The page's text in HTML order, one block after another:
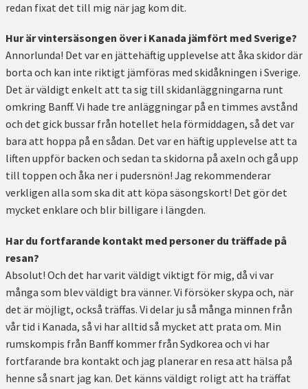
redan fixat det till mig när jag kom dit.
Hur är vintersäsongen över i Kanada jämfört med Sverige?
Annorlunda! Det var en jättehäftig upplevelse att åka skidor där
borta och kan inte riktigt jämföras med skidåkningen i Sverige.
Det är väldigt enkelt att ta sig till skidanläggningarna runt
omkring Banff. Vi hade tre anläggningar på en timmes avstånd
och det gick bussar från hotellet hela förmiddagen, så det var
bara att hoppa på en sådan. Det var en häftig upplevelse att ta
liften uppför backen och sedan ta skidorna på axeln och gå upp
till toppen och åka ner i pudersnön! Jag rekommenderar
verkligen alla som ska dit att köpa säsongskort! Det gör det
mycket enklare och blir billigare i längden.
Har du fortfarande kontakt med personer du träffade på
resan?
Absolut! Och det har varit väldigt viktigt för mig, då vi var
många som blev väldigt bra vänner. Vi försöker skypa och, när
det är möjligt, också träffas. Vi delar ju så många minnen från
vår tid i Kanada, så vi har alltid så mycket att prata om. Min
rumskompis från Banff kommer från Sydkorea och vi har
fortfarande bra kontakt och jag planerar en resa att hälsa på
henne så snart jag kan. Det känns väldigt roligt att ha träffat